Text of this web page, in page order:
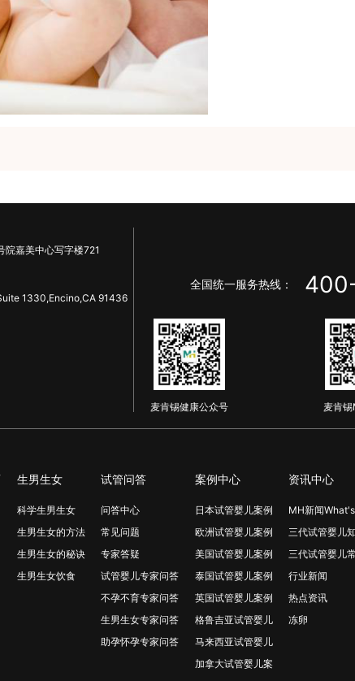
院嘉美中心写字楼721
1330,Encino,CA 91436
全国统一服务热线：
麦肯锡健康公众号 麦肯
生男生女
科学生男生女
生男生女的方法
生男生女的秘诀
生男生女饮食
试管问答
问答中心
常见问题
专家答疑
试管婴儿专家问答
不孕不育专家问答
生男生女专家问答
助孕怀孕专家问答
案例中心
日本试管婴儿案例
欧洲试管婴儿案例
美国试管婴儿案例
泰国试管婴儿案例
英国试管婴儿案例
格鲁吉亚试管婴儿
马来西亚试管婴儿
加拿大试管婴儿案
资讯中心
MH新闻
三代试管婴儿
三代试管婴儿
行业新闻
热点资讯
冻卵